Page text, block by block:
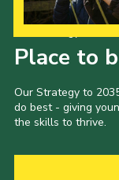
Place to
Our Strategy to
do best - giving
the skills to thrive.